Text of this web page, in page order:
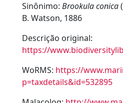
Sinônimo: Brookula conica
B. Watson, 1886
Descrição original:
https://
WoRMS: https://
p=taxdetails&id=532895